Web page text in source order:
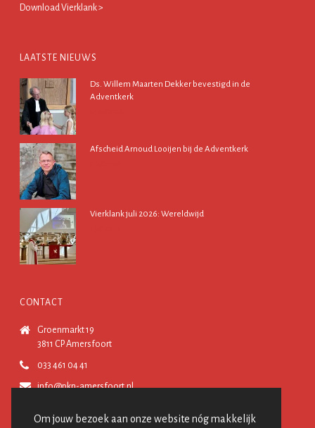
Om jouw bezoek aan onze website nóg makkelijk
Download Vierklank >
LAATSTE NIEUWS
Ds. Willem Maarten Dekker bevestigd in de
Adventkerk
Afscheid Arnoud Looijen bij de Adventkerk
Vierklank juli 2026: Wereldwijd
CONTACT
Groenmarkt 19
3811 CP Amersfoort
033 461 04 41
info@pkn-amersfoort.nl